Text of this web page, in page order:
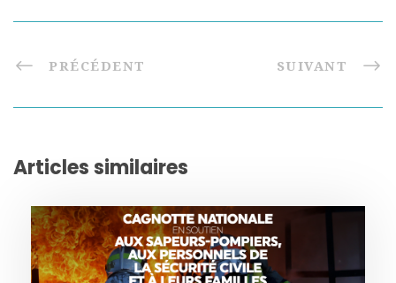
PRÉCÉDENT SUIVANT
Articles similaires